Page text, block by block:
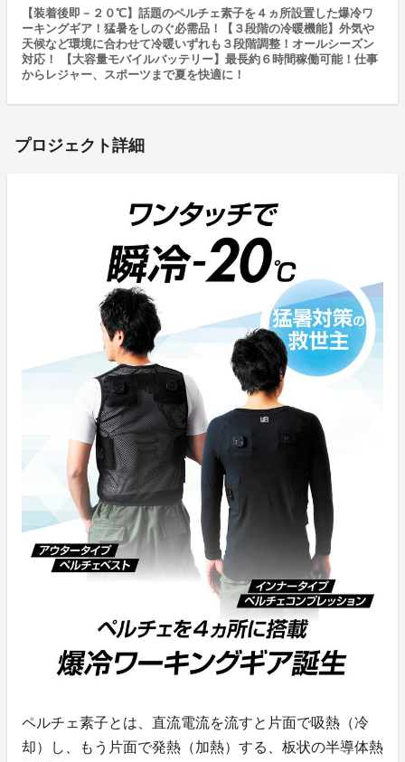
【装着後即－２０℃】話題のペルチェ素子を４ヵ所設置した爆冷ワ
ーキングギア！猛暑をしのぐ必需品！【３段階の冷暖機能】外気や
天候など環境に合わせて冷暖いずれも３段階調整！オールシーズン
対応！ 【大容量モバイルバッテリー】最長約６時間稼働可能！仕事
からレジャー、スポーツまで夏を快適に！
プロジェクト詳細
ペルチェ素子とは、直流電流を流すと片面で吸熱（冷
却）し、もう片面で発熱（加熱）する、板状の半導体熱